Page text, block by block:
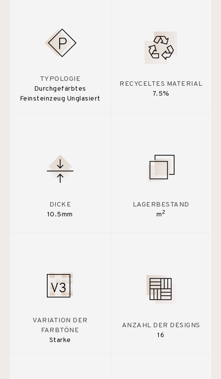
TYPOLOGIE
Durchgefärbtes
Feinsteinzeug Unglasiert
RECYCELTES MATERIAL
7.5%
DICKE
10.5mm
LAGERBESTAND
m2
VARIATION DER
FARBTÖNE
Starke
ANZAHL DER DESIGNS
16